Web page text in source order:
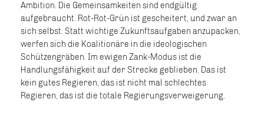
Ambition. Die Gemeinsamkeiten sind endgültig
aufgebraucht. Rot-Rot-Grün ist gescheitert, und zwar an
sich selbst. Statt wichtige Zukunftsaufgaben anzupacken,
werfen sich die Koalitionäre in die ideologischen
Schützengräben. Im ewigen Zank-Modus ist die
Handlungsfähigkeit auf der Strecke geblieben. Das ist
kein gutes Regieren, das ist nicht mal schlechtes
Regieren, das ist die totale Regierungsverweigerung.